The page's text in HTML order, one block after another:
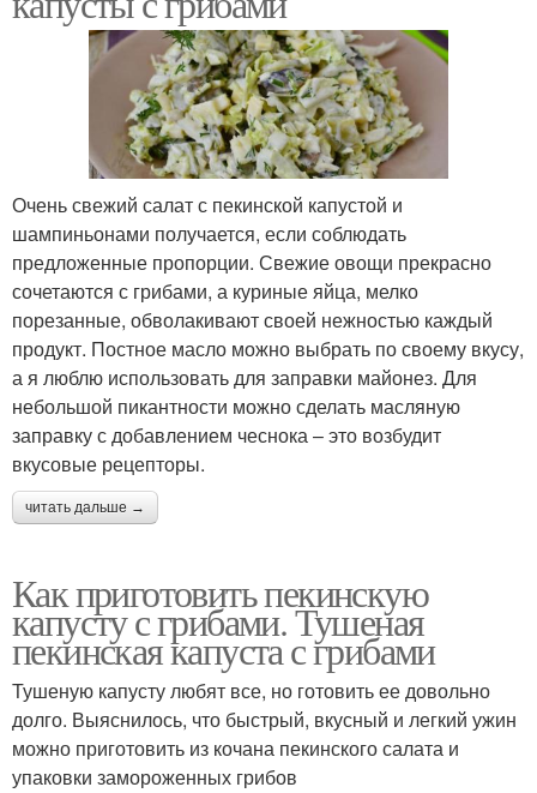
Очень свежий салат с пекинской капустой и
шампиньонами получается, если соблюдать
предложенные пропорции. Свежие овощи прекрасно
сочетаются с грибами, а куриные яйца, мелко
порезанные, обволакивают своей нежностью каждый
продукт. Постное масло можно выбрать по своему вкусу,
а я люблю использовать для заправки майонез. Для
небольшой пикантности можно сделать масляную
заправку с добавлением чеснока – это возбудит
вкусовые рецепторы.
читать дальше →
Как приготовить пекинскую
капусту с грибами. Тушеная
пекинская капуста с грибами
Тушеную капусту любят все, но готовить ее довольно
долго. Выяснилось, что быстрый, вкусный и легкий ужин
можно приготовить из кочана пекинского салата и
упаковки замороженных грибов